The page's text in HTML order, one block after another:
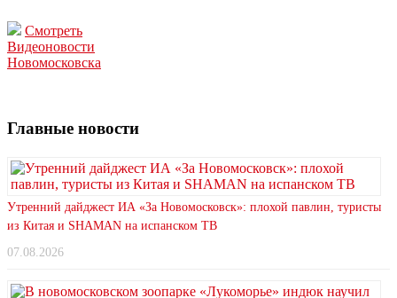
Смотреть
Видеоновости
Новомосковска
Главные новости
Утренний дайджест ИА «За Новомосковск»: плохой павлин, туристы
из Китая и SHAMAN на испанском ТВ
07.08.2026